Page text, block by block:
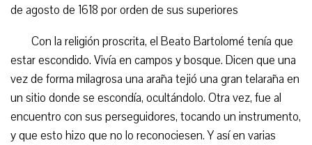
de agosto de 1618 por orden de sus superiores
Con la religión proscrita, el Beato Bartolomé tenía que
estar escondido. Vivía en campos y bosque. Dicen que una
vez de forma milagrosa una araña tejió una gran telaraña en
un sitio donde se escondía, ocultándolo. Otra vez, fue al
encuentro con sus perseguidores, tocando un instrumento,
y que esto hizo que no lo reconociesen. Y así en varias